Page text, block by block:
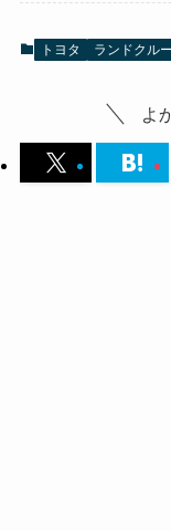
トヨタ ランドクル
よ